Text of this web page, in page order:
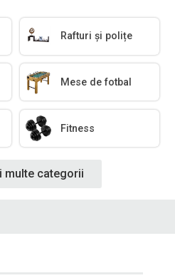
Rafturi și polițe
Mese de fotbal
Fitness
multe categorii